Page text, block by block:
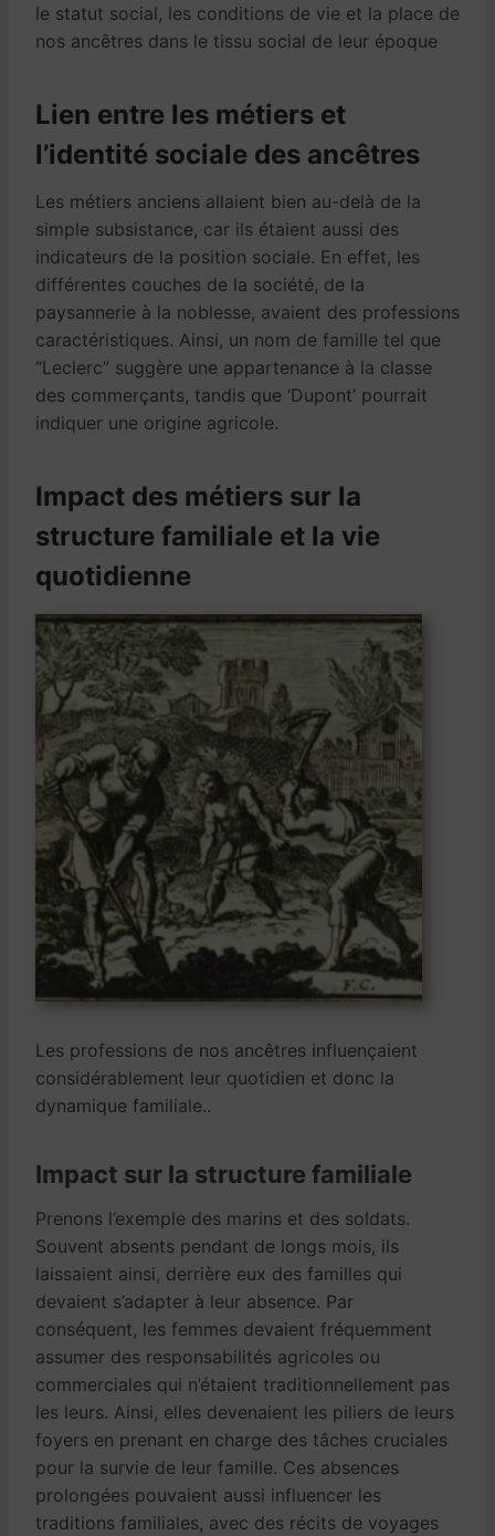
le statut social, les conditions de vie et la place de
nos ancêtres dans le tissu social de leur époque
Lien entre les métiers et
l’identité sociale des ancêtres
Les métiers anciens allaient bien au-delà de la
simple subsistance, car ils étaient aussi des
indicateurs de la position sociale. En effet, les
différentes couches de la société, de la
paysannerie à la noblesse, avaient des professions
caractéristiques. Ainsi, un nom de famille tel que
“Leclerc” suggère une appartenance à la classe
des commerçants, tandis que ‘Dupont’ pourrait
indiquer une origine agricole.
Impact des métiers sur la
structure familiale et la vie
quotidienne
Les professions de nos ancêtres influençaient
considérablement leur quotidien et donc la
dynamique familiale..
Impact sur la structure familiale
Prenons l’exemple des marins et des soldats.
Souvent absents pendant de longs mois, ils
laissaient ainsi, derrière eux des familles qui
devaient s’adapter à leur absence. Par
conséquent, les femmes devaient fréquemment
assumer des responsabilités agricoles ou
commerciales qui n’étaient traditionnellement pas
les leurs. Ainsi, elles devenaient les piliers de leurs
foyers en prenant en charge des tâches cruciales
pour la survie de leur famille. Ces absences
prolongées pouvaient aussi influencer les
traditions familiales, avec des récits de voyages